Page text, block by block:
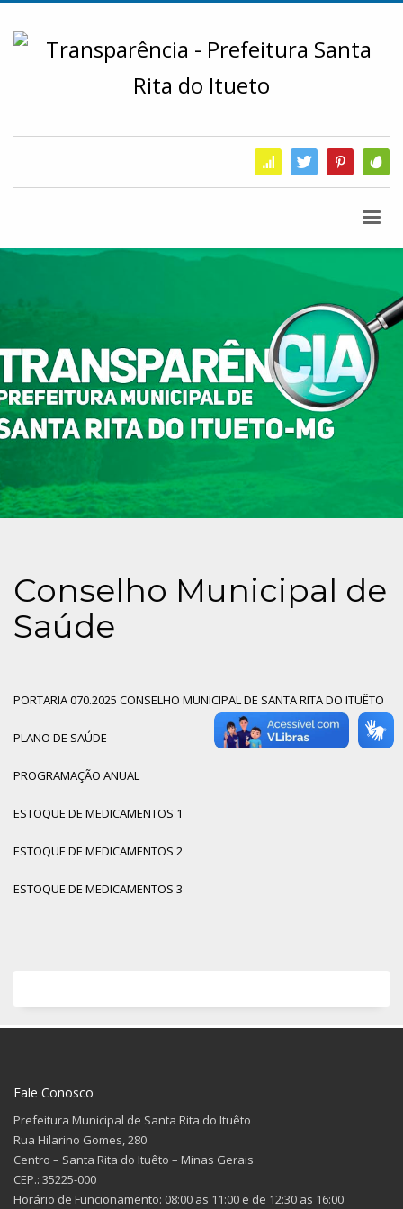
Conselho Municipal de
Saúde
PORTARIA 070.2025 CONSELHO MUNICIPAL DE SANTA RITA DO ITUÊTO
PLANO DE SAÚDE
PROGRAMAÇÃO ANUAL
ESTOQUE DE MEDICAMENTOS 1
ESTOQUE DE MEDICAMENTOS 2
ESTOQUE DE MEDICAMENTOS 3
Fale Conosco
Prefeitura Municipal de Santa Rita do Ituêto
Rua Hilarino Gomes, 280
Centro – Santa Rita do Ituêto – Minas Gerais
CEP.: 35225-000
Horário de Funcionamento: 08:00 as 11:00 e de 12:30 as 16:00